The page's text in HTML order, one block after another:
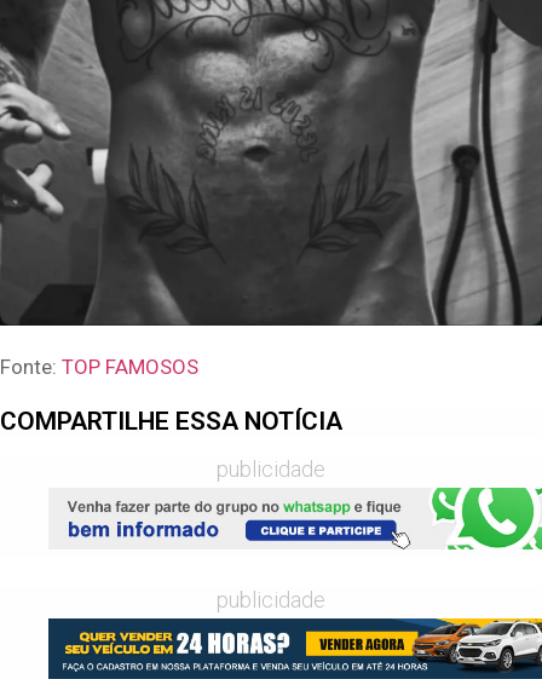
Fonte: TOP FAMOSOS
COMPARTILHE ESSA NOTÍCIA
publicidade
publicidade